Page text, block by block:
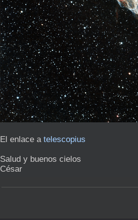
El enlace a telescopius
Salud y buenos cielos
César